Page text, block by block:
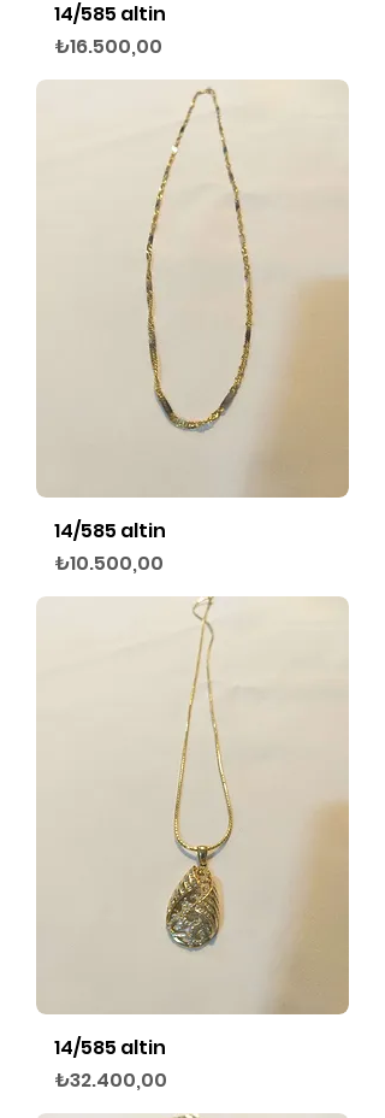
14/585 altin
Fiyat
₺16.500,00
14/585 altin
Fiyat
₺10.500,00
14/585 altin
Fiyat
₺32.400,00